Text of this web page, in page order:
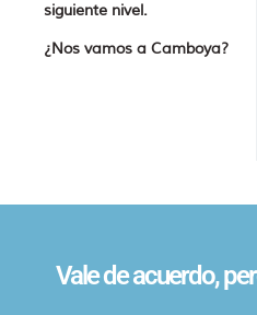
siguiente nivel.
¿Nos vamos a Camboya?
Vale de acuerdo,